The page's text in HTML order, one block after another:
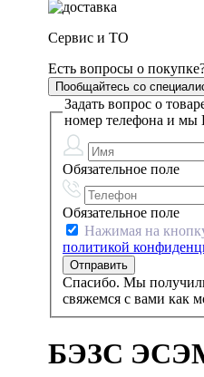
Сервис и ТО
Есть вопросы о
Пообщайтесь со
Задать вопрос о
номер телефона и мы
Обязательное поле
Обязательное поле
Нажимая на
политикой
Спасибо. Мы
свяжемся с вами как
БЭЗС